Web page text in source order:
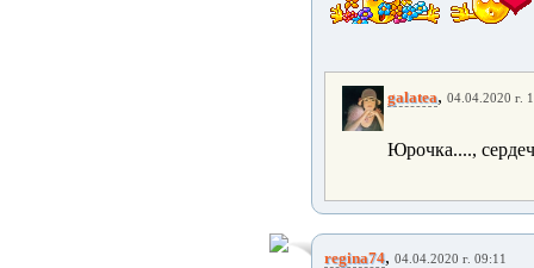
galatea, 04.04.2020 г.
Юрочка....,
regina74, 04.04.2020 г. 09:11